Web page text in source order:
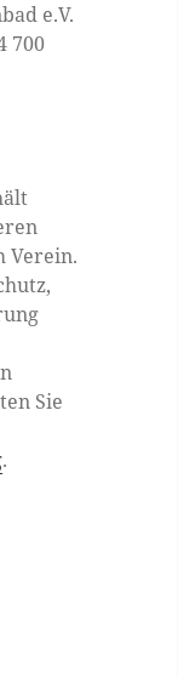
e.V.
700
Verein.
Sie
.